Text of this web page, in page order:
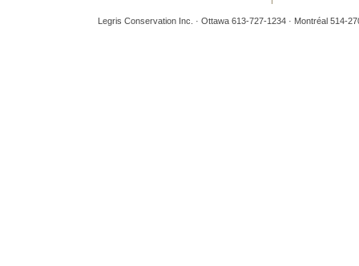
Legris Conservation Inc. · Ottawa 613-727-1234 · Montréal 514-